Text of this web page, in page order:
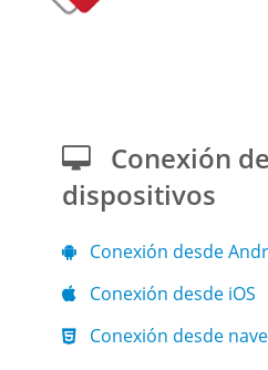
Conexión
dispositivos
Conexión desde
Conexión desde iOS
Conexión desde